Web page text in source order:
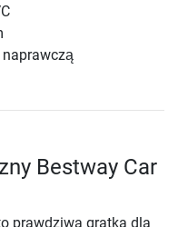
naprawczą
Bestway Car
prawdziwa gratka dla